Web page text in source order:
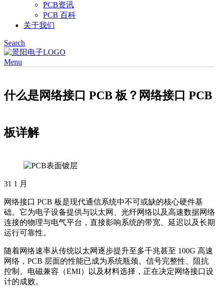
PCB资讯
PCB 百科
关于我们
Search
Menu
什么是网络接口 PCB 板？网络接口 PCB
板详解
31 1 月
网络接口 PCB 板是现代通信系统中不可或缺的核心硬件基
础。它为电子设备提供与以太网、光纤网络以及高速数据网络
连接的物理与电气平台，直接影响系统的带宽、延迟以及长期
运行可靠性。
随着网络速率从传统以太网逐步提升至多千兆甚至 100G 高速
网络，PCB 层面的性能已成为系统瓶颈。信号完整性、阻抗
控制、电磁兼容（EMI）以及材料选择，正在决定网络接口设
计的成败。